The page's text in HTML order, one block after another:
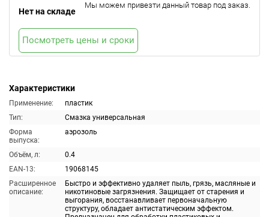
Характеристики
Применение:
пластик
Тип:
Смазка универсальная
Форма
выпуска:
аэрозоль
Объём, л:
0.4
EAN-13:
19068145
Расширенное
описание:
Быстро и эффективно удаляет пыль, грязь, масляные и
никотиновые загрязнения. Защищает от старения и
выгорания, восстанавливает первоначальную
структуру, обладает антистатическим эффектом.
Нет на складе
Мы можем привезти данный товар под заказ.
Посмотреть цены и сроки